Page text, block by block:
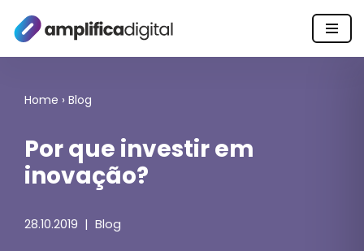
Pular
Home › Blog
Por que investir em
inovação?
28.10.2019 Blog